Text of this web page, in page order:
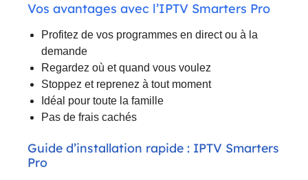
Vos avantages avec l’IPTV Smarters Pro
Profitez de vos programmes en direct ou à la
demande
Regardez où et quand vous voulez
Stoppez et reprenez à tout moment
Idéal pour toute la famille
Pas de frais cachés
Guide d’installation rapide : IPTV Smarters
Pro